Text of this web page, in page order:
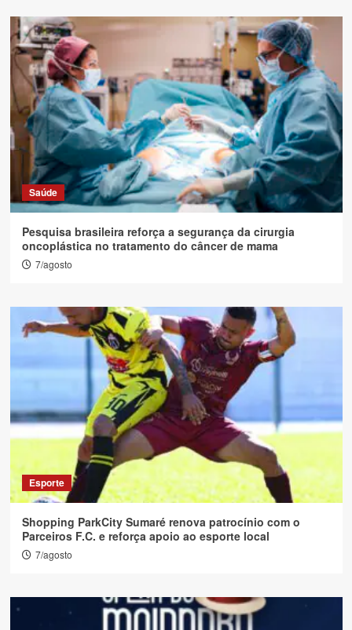
Saúde
Pesquisa brasileira reforça a segurança da cirurgia
oncoplástica no tratamento do câncer de mama
7/agosto
Esporte
Shopping ParkCity Sumaré renova patrocínio com o
Parceiros F.C. e reforça apoio ao esporte local
7/agosto